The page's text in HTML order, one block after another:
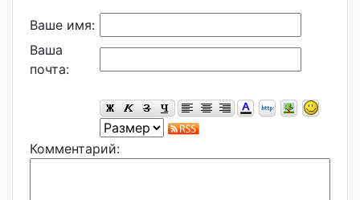
Ваше имя:
Ваша
почта:
Комментарий: